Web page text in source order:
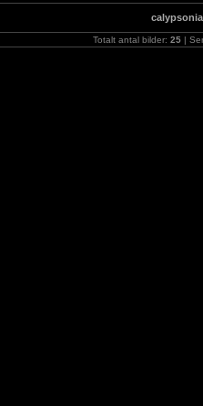
Totalt antal bilder: 25 |